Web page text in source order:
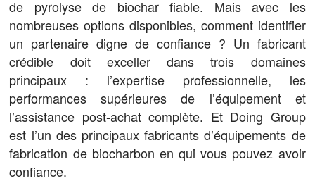
de pyrolyse de biochar fiable. Mais avec les
nombreuses options disponibles, comment identifier
un partenaire digne de confiance ? Un fabricant
crédible doit exceller dans trois domaines
principaux : l’expertise professionnelle, les
performances supérieures de l’équipement et
l’assistance post-achat complète. Et Doing Group
est l’un des principaux fabricants d’équipements de
fabrication de biocharbon en qui vous pouvez avoir
confiance.